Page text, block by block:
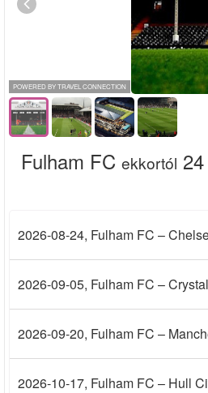
POWERED BY TRAVEL CONNECTION
Fulham FC ekkortól
2026-08-24, Fulham FC –
2026-09-05, Fulham FC –
2026-09-20, Fulham FC –
2026-10-17, Fulham FC – Hull